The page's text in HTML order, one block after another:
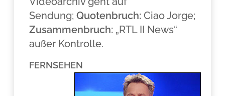
Sendung;Quotenbruch: Ciao Jorge;
Zusammenbruch: „RTL II News“
außer Kontrolle.
FERNSEHEN